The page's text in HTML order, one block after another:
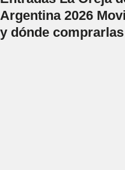
Argentina 2026
y dónde comprarlas